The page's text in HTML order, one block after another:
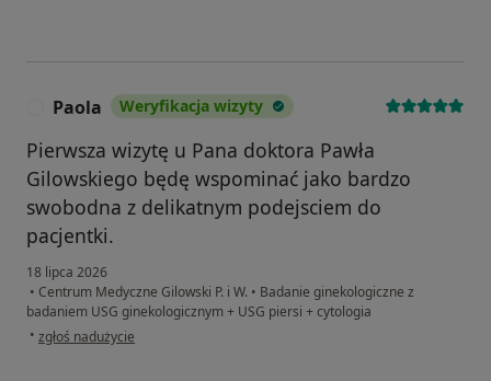
Paola Weryfikacja wizyty
Pierwsza wizytę u Pana doktora Pawła
Gilowskiego będę wspominać jako bardzo
swobodna z delikatnym podejsciem do
pacjentki.
18 lipca 2026
• Centrum Medyczne Gilowski P. i W. • Badanie ginekologiczne z
badaniem USG ginekologicznym + USG piersi + cytologia
• w opinii użytkownika Paola
zgłoś nadużycie